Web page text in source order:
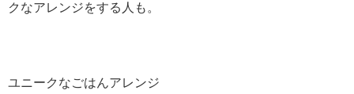
クなアレンジをする人も。
ユニークなごはんアレンジ